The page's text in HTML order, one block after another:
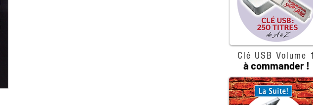
Clé USB Volume
à commander !